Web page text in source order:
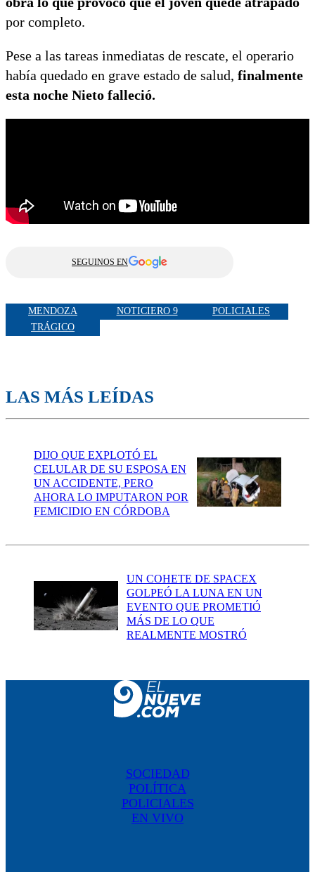
por completo.
Pese a las tareas inmediatas de rescate, el operario
había quedado en grave estado de salud, finalmente
esta noche Nieto falleció.
SEGUINOS EN
MENDOZA NOTICIERO 9
POLICIALES
TRÁGICO
LAS MÁS LEÍDAS
DIJO QUE EXPLOTÓ EL
CELULAR DE SU ESPOSA EN
UN ACCIDENTE, PERO
AHORA LO IMPUTARON POR
FEMICIDIO EN CÓRDOBA
UN COHETE DE SPACEX
GOLPEÓ LA LUNA EN UN
EVENTO QUE PROMETIÓ
MÁS DE LO QUE
REALMENTE MOSTRÓ
SOCIEDAD
POLÍTICA
POLICIALES
EN VIVO